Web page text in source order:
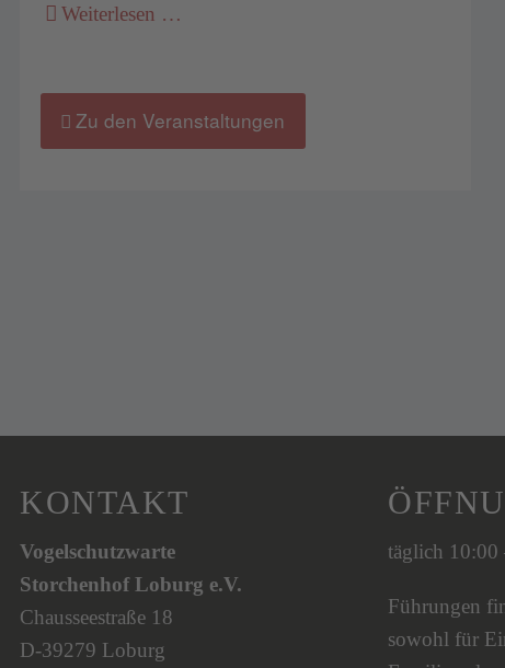
Weiterlesen …
Zu den Veranstaltungen
KONTAKT
Vogelschutzwarte
Storchenhof Loburg e.V.
Chausseestraße 18
D-39279 Loburg
täglich
Führungen
sowohl für